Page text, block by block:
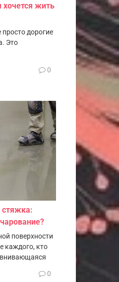
хочется жить
дорогие
Это
0
поверхности
каждого, кто
0